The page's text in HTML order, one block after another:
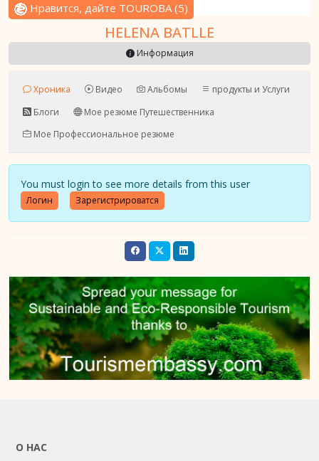
Нравится, дайте TOUROBA(5)
HELENA BATLLE
Информация
Хроника Видео Альбомы
продукты и Услуги
Блоги
Мое резюме Путешественника
Мое Профессиональное резюме
You must login to see more details from this user
Логин Зарегистрироватся
О НАС